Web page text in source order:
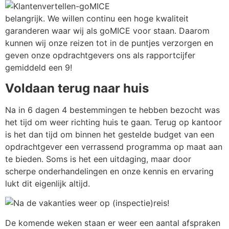
belangrijk. We willen continu een hoge kwaliteit
garanderen waar wij als goMICE voor staan. Daarom
kunnen wij onze reizen tot in de puntjes verzorgen en
geven onze opdrachtgevers ons als rapportcijfer
gemiddeld een 9!
Voldaan terug naar huis
Na in 6 dagen 4 bestemmingen te hebben bezocht was
het tijd om weer richting huis te gaan. Terug op kantoor
is het dan tijd om binnen het gestelde budget van een
opdrachtgever een verrassend programma op maat aan
te bieden. Soms is het een uitdaging, maar door
scherpe onderhandelingen en onze kennis en ervaring
lukt dit eigenlijk altijd.
De komende weken staan er weer een aantal afspraken